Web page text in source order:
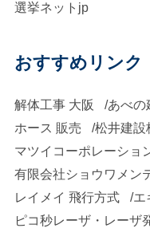
選挙ネットjp
おすすめリンク
解体工事 大阪
あべの
ホース 販売
松井建設
マツイコーポレーショ
有限会社ショウワメン
レイメイ 飛行方式
エ
ピコ秒レーザ・レーザ